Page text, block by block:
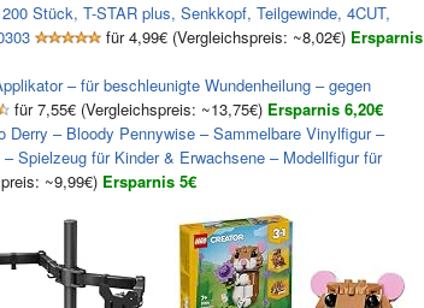
Stück, T-STAR plus, Senkkopf, Teilgewinde, 4CUT,
für 4,99€ (Vergleichspreis: ~8,02€) Ersparnis
– für beschleunigte Wundenheilung – gegen
für 7,55€ (Vergleichspreis: ~13,75€) Ersparnis 6,20€
– Bloody Pennywise – Sammelbare Vinylfigur –
Spielzeug für Kinder & Erwachsene – Modellfigur für
~9,99€) Ersparnis 5€